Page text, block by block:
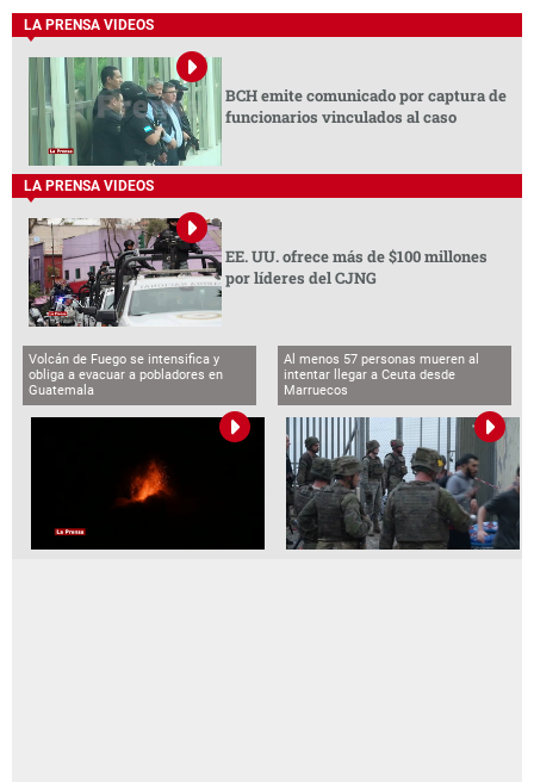
LA PRENSA VIDEOS
BCH emite comunicado por captura de
funcionarios vinculados al caso
LA PRENSA VIDEOS
EE. UU. ofrece más de $100 millones
por líderes del CJNG
Volcán de Fuego se intensifica y
obliga a evacuar a pobladores en
Guatemala
Al menos 57 personas mueren al
intentar llegar a Ceuta desde
Marruecos